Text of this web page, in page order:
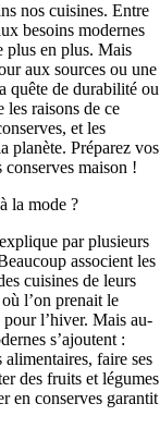
nos cuisines. Entre
besoins modernes
plus en plus. Mais
aux sources ou une
quête de durabilité ou
les raisons de ce
et les
planète. Préparez vos
maison !
la mode ?
par plusieurs
associent les
cuisines de leurs
l’on prenait le
pour l’hiver. Mais au-
s’ajoutent :
faire ses
des fruits et légumes
en conserves garantit